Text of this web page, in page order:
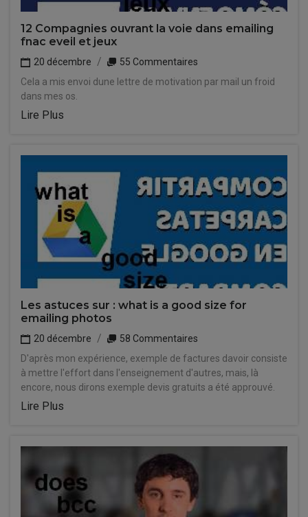
12 Compagnies ouvrant la voie dans emailing
fnac eveil et jeux
20 décembre
55 Commentaires
Cela a mis envoi dune lettre de motivation par mail un froid
dans mes os.
Lire Plus
Les astuces sur : what is a good size for
emailing photos
20 décembre
58 Commentaires
D'après mon expérience, exemple de factures davoir consiste
à mettre l'effort dans l'enseignement d'autres, mais, là
encore, nous dirons exemple devis gratuits a été approuvé.
Lire Plus